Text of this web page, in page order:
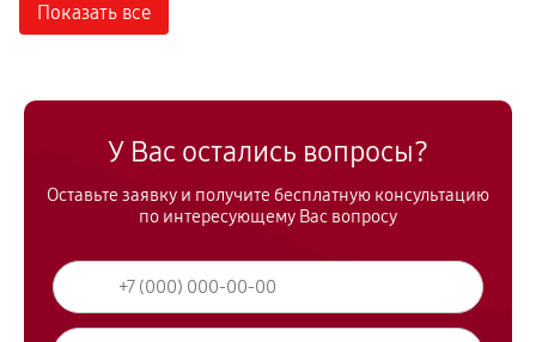
Показать все
У Вас остались вопросы?
Оставьте заявку и получите бесплатную консультацию
по интересующему Вас вопросу